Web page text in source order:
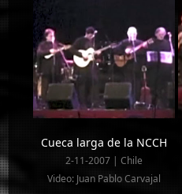
Cueca larga de la NCCH
2-11-2007 | Chile
Video: Juan Pablo Carvajal